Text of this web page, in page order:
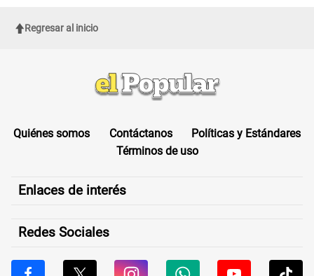
Regresar al inicio
Quiénes somos Contáctanos
Políticas y Estándares
Términos de uso
Enlaces de interés
Redes Sociales